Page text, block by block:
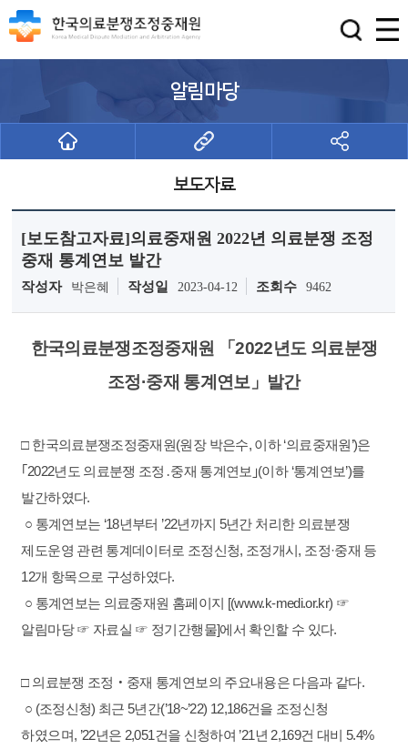
알림마당
보도자료
[보도참고자료]의료중재원 2022년 의료분쟁 조정
중재 통계연보 발간
작성자 박은혜 작성일 2023-04-12 조회수 9462
한국의료분쟁조정중재원
「2022년도 의료분쟁
조정·중재 통계연보」발간
□ 한국의료분쟁조정중재원(원장 박은수, 이하 ‘의료중재원’)은
｢2022년도 의료분쟁 조정․중재 통계연보｣(이하 ‘통계연보’)를
발간하였다.
○ 통계연보는 ‘18년부터 ’22년까지 5년간 처리한 의료분쟁
제도운영 관련 통계데이터로 조정신청, 조정개시, 조정·중재 등
12개 항목으로 구성하였다.
○ 통계연보는 의료중재원 홈페이지 [(www.k-medi.or.kr) ☞
알림마당 ☞ 자료실 ☞ 정기간행물]에서 확인할 수 있다.
□ 의료분쟁 조정‧중재 통계연보의 주요내용은 다음과 같다.
○ (조정신청) 최근 5년간(’18~’22) 12,186건을 조정신청
하였으며, ’22년은 2,051건을 신청하여 ’21년 2,169건 대비 5.4%